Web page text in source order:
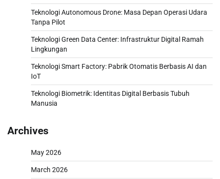
Teknologi Autonomous Drone: Masa Depan Operasi Udara
Tanpa Pilot
Teknologi Green Data Center: Infrastruktur Digital Ramah
Lingkungan
Teknologi Smart Factory: Pabrik Otomatis Berbasis AI dan
IoT
Teknologi Biometrik: Identitas Digital Berbasis Tubuh
Manusia
Archives
May 2026
March 2026